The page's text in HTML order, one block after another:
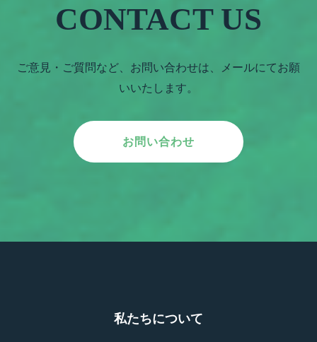
CONTACT US
ご意見・ご質問など、お問い合わせは、メールにてお願
いいたします。
お問い合わせ
私たちについて